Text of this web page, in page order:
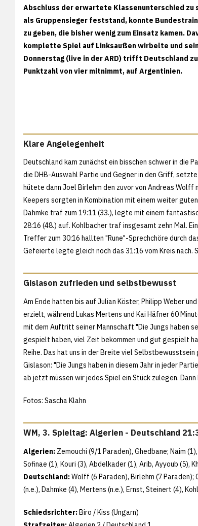
Abschluss der erwartete Klassenunterschied zu
als Gruppensieger feststand, konnte
zu geben, die bisher wenig zum Einsatz kamen.
komplette Spiel auf Linksaußen wirbelte und
Donnerstag (live in der ARD) trifft Deutschland
Punktzahl von vier mitnimmt, auf Argentinien.
Klare Angelegenheit
Deutschland kam zunächst ein bisschen schwer in die
die DHB-Auswahl Partie und Gegner in den Griff,
hütete dann Joel Birlehm den zuvor von Andreas
Keepers sorgten in Kombination mit einem weiter
Dahmke traf zum 19:11 (33.), legte mit einem
28:16 (48.) auf. Kohlbacher traf insgesamt zehn Mal.
Treffer zum 30:16 hallten "Rune"-Sprechchöre durch
Gefeierte legte gleich noch das 31:16 vom Kreis nach.
Gislason zufrieden und selbstbewusst
Am Ende hatten bis auf Julian Köster, Philipp Weber
erzielt, während Lukas Mertens und Kai Häfner 60
mit dem Auftritt seiner Mannschaft "Die Jungs haben
gespielt haben, viel Zeit bekommen und gut gespielt
Reihe. Das hat uns in der Breite viel
Gislason: "Die Jungs haben in diesem Jahr in jeder
ab jetzt müssen wir jedes Spiel ein Stück zulegen.
Fotos: Sascha Klahn
WM, 3. Spieltag: Algerien - Deutschland
Algerien: Zemouchi (9/1 Paraden), Ghedbane; Naim
Sofinae (1), Kouri (3), Abdelkader (1), Arib, Ayyoub (5),
Deutschland:Wolff (6 Paraden), Birlehm (7 Paraden);
(n.e.), Dahmke (4), Mertens (n.e.), Ernst, Steinert (4),
Schiedsrichter:Biro / Kiss (Ungarn)